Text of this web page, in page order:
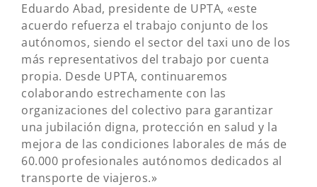
Eduardo Abad, presidente de UPTA, «este
acuerdo refuerza el trabajo conjunto de los
autónomos, siendo el sector del taxi uno de los
más representativos del trabajo por cuenta
propia. Desde UPTA, continuaremos
colaborando estrechamente con las
organizaciones del colectivo para garantizar
una jubilación digna, protección en salud y la
mejora de las condiciones laborales de más de
60.000 profesionales autónomos dedicados al
transporte de viajeros.»